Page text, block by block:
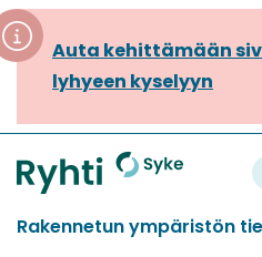
Siirry
sisältöönAuta kehittämään
lyhyeen kyselyyn
Etusivu
Rakennetun ympäristön